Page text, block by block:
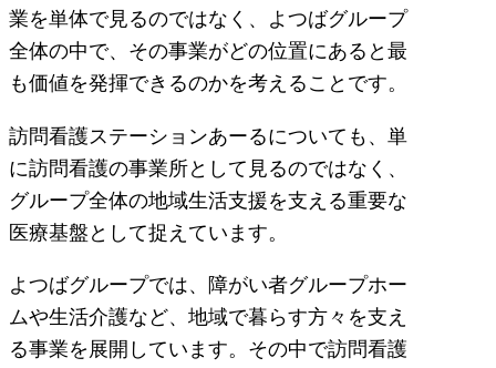
業を単体で見るのではなく、よつばグループ
全体の中で、その事業がどの位置にあると最
も価値を発揮できるのかを考えることです。
訪問看護ステーションあーるについても、単
に訪問看護の事業所として見るのではなく、
グループ全体の地域生活支援を支える重要な
医療基盤として捉えています。
よつばグループでは、障がい者グループホー
ムや生活介護など、地域で暮らす方々を支え
る事業を展開しています。その中で訪問看護